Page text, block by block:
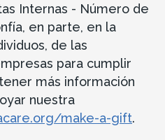
Internas - Número de
en parte, en la
de las
para cumplir
más información
nuestra
make-a-gift.